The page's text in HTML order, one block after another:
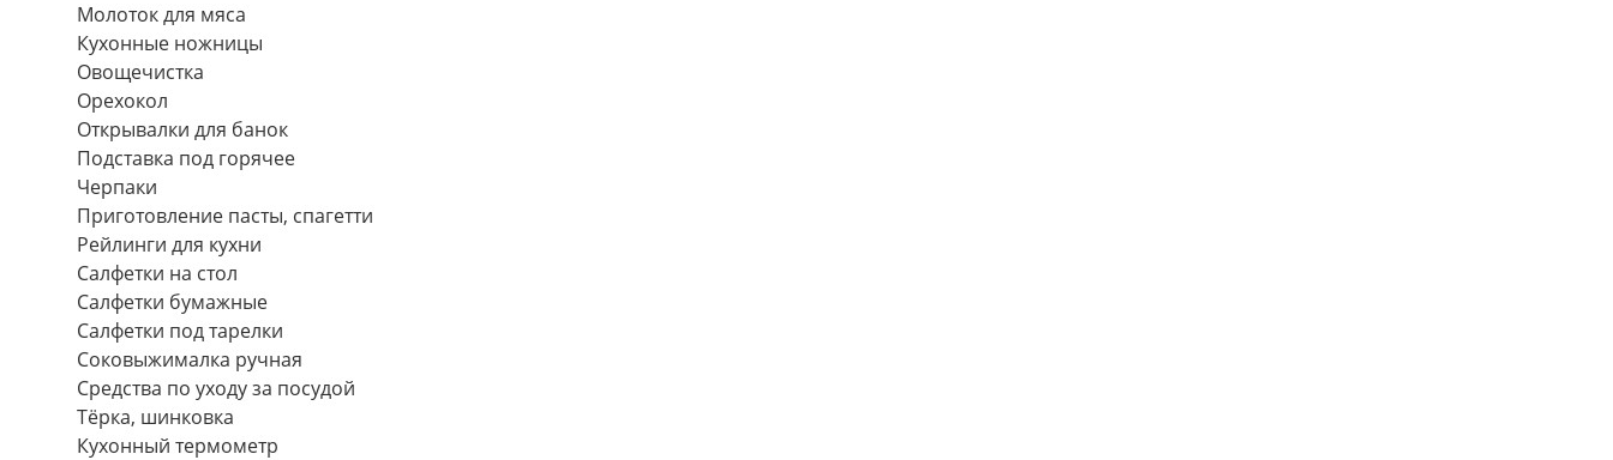
Молоток для мяса
Кухонные ножницы
Овощечистка
Орехокол
Открывалки для банок
Подставка под горячее
Черпаки
Приготовление пасты, спагетти
Рейлинги для кухни
Салфетки на стол
Салфетки бумажные
Салфетки под тарелки
Соковыжималка ручная
Средства по уходу за посудой
Тëрка, шинковка
Кухонный термометр